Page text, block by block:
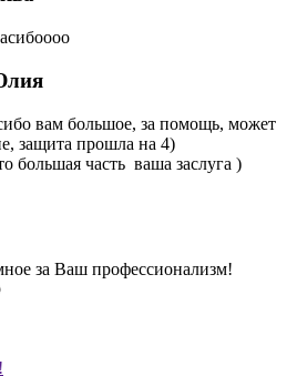
вам большое, за помощь, может
защита прошла на 4)
большая часть ваша заслуга )
за Ваш профессионализм!